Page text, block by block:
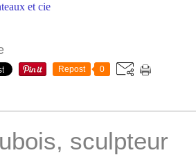
et cie
Repost 0
sculpteur